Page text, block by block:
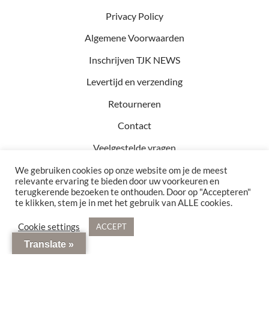
Privacy Policy
Algemene Voorwaarden
Inschrijven TJK NEWS
Levertijd en verzending
Retourneren
Contact
Veelgestelde vragen
Kvk: 81457782
BTW: NL002990154B76
Bezoekadres: Hof 15 5571 CA Bergeijk
© 2021 - 2026 TJK Interior. Alle rechten voorbehouden
We gebruiken cookies op onze website om je de meest
relevante ervaring te bieden door uw voorkeuren en
terugkerende bezoeken te onthouden. Door op "Accepteren"
te klikken, stem je in met het gebruik van ALLE cookies.
Cookie settings ACCEPT
Translate »